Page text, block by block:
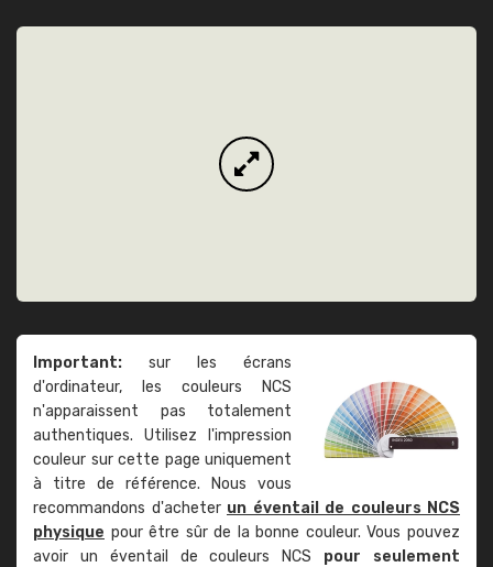
Important: sur les écrans
d'ordinateur, les couleurs NCS
n'apparaissent pas totalement
authentiques. Utilisez l'impression
couleur sur cette page uniquement
à titre de référence. Nous vous
recommandons d'acheter un éventail de couleurs NCS
physique pour être sûr de la bonne couleur. Vous pouvez
avoir un éventail de couleurs NCS pour seulement